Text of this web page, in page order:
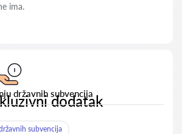
ima.
državnih subvencija
dodatak
subvencija